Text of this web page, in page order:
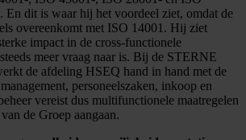
En dit is waar hij het voordeel ziet, omdat de
overeenkomt met ISO 14001. Hij ziet
impact in de cross-functionele
meer vraag naar is. Bij de STERNE
de afdeling HSEQ hand in hand met de
personeelszaken, inkoop en
vereist dus multifunctionele maatregelen
de Groep aangaan.